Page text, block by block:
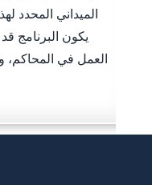
الميداني المحدد
يكون البرنامج
العمل في المحاكم،